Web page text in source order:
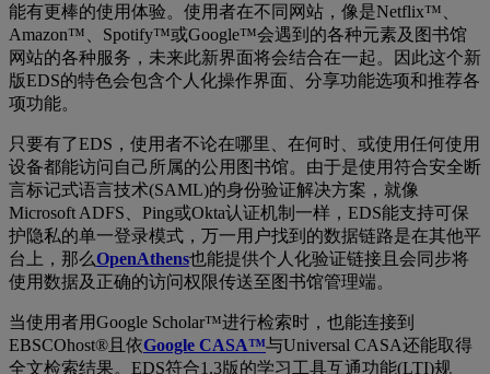
能有更棒的使用体验。使用者在不同网站，像是Netflix™、
Amazon™、Spotify™或Google™会遇到的各种元素及图书馆
网站的各种服务，未来此新界面将会结合在一起。因此这个新
版EDS的特色会包含个人化操作界面、分享功能选项和推荐各
项功能。
只要有了EDS，使用者不论在哪里、在何时、或使用任何使用
设备都能访问自己所属的公用图书馆。由于是使用符合安全断
言标记式语言技术(SAML)的身份验证解决方案，就像
Microsoft ADFS、Ping或Okta认证机制一样，EDS能支持可保
护隐私的单一登录模式，万一用户找到的数据链路是在其他平
台上，那么OpenAthens也能提供个人化验证链接且会同步将
使用数据及正确的访问权限传送至图书馆管理端。
当使用者用Google Scholar™进行检索时，也能连接到
EBSCOhost®且依Google CASA™与Universal CASA还能取得
全文检索结果。EDS符合1.3版的学习工具互通功能(LTI)规